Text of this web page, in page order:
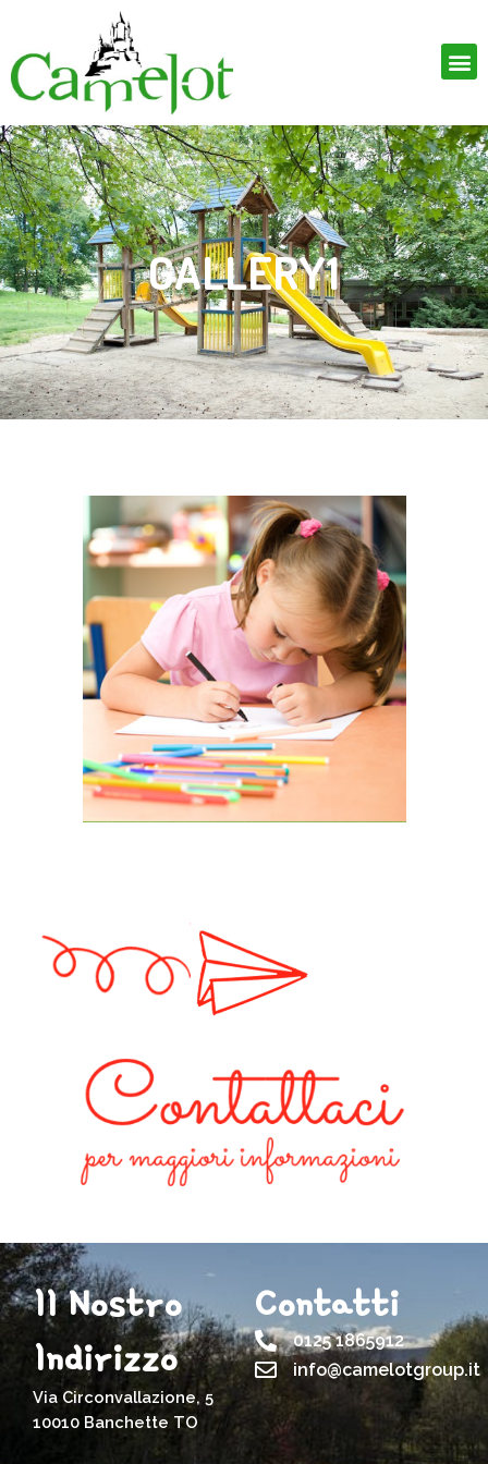
GALLERY1
Il Nostro
Indirizzo
Via Circonvallazione, 5
10010 Banchette TO
Contatti
0125 1865912
info@camelotgroup.it